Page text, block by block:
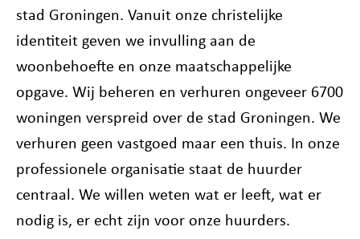
stad Groningen. Vanuit onze christelijke
identiteit geven we invulling aan de
woonbehoefte en onze maatschappelijke
opgave. Wij beheren en verhuren ongeveer 6700
woningen verspreid over de stad Groningen. We
verhuren geen vastgoed maar een thuis. In onze
professionele organisatie staat de huurder
centraal. We willen weten wat er leeft, wat er
nodig is, er echt zijn voor onze huurders.